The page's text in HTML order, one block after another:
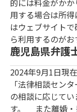
的には料金がか
用する場合は所
はウェブサイト
ら利用するのがお
鹿児島県弁護
2024年9月1日現
「法律相談セン
の相談に応じて
す。 また離婚・